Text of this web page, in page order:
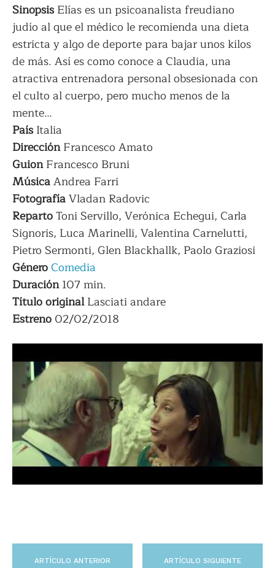
Sinopsis Elías es un psicoanalista freudiano
judío al que el médico le recomienda una dieta
estricta y algo de deporte para bajar unos kilos
de más. Así es como conoce a Claudia, una
atractiva entrenadora personal obsesionada con
el culto al cuerpo, pero mucho menos de la
mente…
País Italia
DirecciónFrancesco Amato
GuionFrancesco Bruni
MúsicaAndrea Farri
FotografíaVladan Radovic
RepartoToni Servillo, Verónica Echegui, Carla
Signoris, Luca Marinelli, Valentina Carnelutti,
Pietro Sermonti, Glen Blackhallk, Paolo Graziosi
GéneroComedia
Duración107 min.
Título originalLasciati andare
Estreno 02/02/2018
ARTÍCULO ANTERIOR ARTÍCULO SIGUIENTE